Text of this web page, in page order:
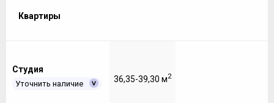
Квартиры
Студия
Уточнить наличие 36,35-39,30 м2